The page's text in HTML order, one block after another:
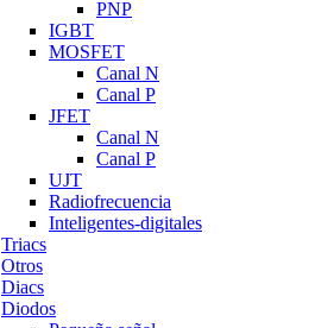
PNP
IGBT
MOSFET
Canal N
Canal P
JFET
Canal N
Canal P
UJT
Radiofrecuencia
Inteligentes-digitales
Triacs
Otros
Diacs
Diodos